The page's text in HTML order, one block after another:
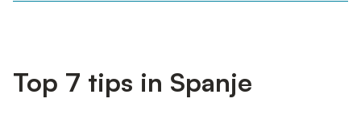
Top 7 tips in Spanje